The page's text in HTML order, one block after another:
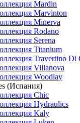
Mardin
Marvinton
Minerva
Rodano
Serena
Titanium
Travertino Di
Villanova
Woodlay
(Испания)
Chic
Hydraulics
Kaly